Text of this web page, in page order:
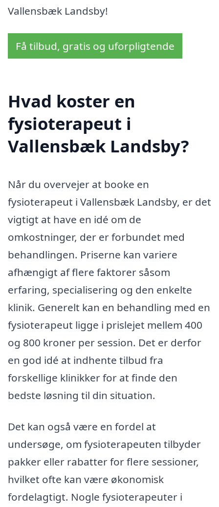
Vallensbæk Landsby!
Få tilbud, gratis og uforpligtende
Hvad koster en
fysioterapeut i
Vallensbæk Landsby?
Når du overvejer at booke en
fysioterapeut i Vallensbæk Landsby, er det
vigtigt at have en idé om de
omkostninger, der er forbundet med
behandlingen. Priserne kan variere
afhængigt af flere faktorer såsom
erfaring, specialisering og den enkelte
klinik. Generelt kan en behandling med en
fysioterapeut ligge i prislejet mellem 400
og 800 kroner per session. Det er derfor
en god idé at indhente tilbud fra
forskellige klinikker for at finde den
bedste løsning til din situation.
Det kan også være en fordel at
undersøge, om fysioterapeuten tilbyder
pakker eller rabatter for flere sessioner,
hvilket ofte kan være økonomisk
fordelagtigt. Nogle fysioterapeuter i